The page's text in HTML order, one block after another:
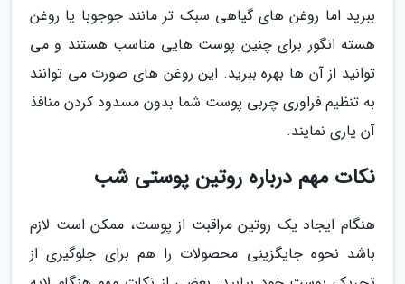
ببرید اما روغن های گیاهی سبک تر مانند جوجوبا یا روغن
هسته انگور برای چنین پوست هایی مناسب هستند و می
توانید از آن ها بهره ببرید. این روغن های صورت می توانند
به تنظیم فراوری چربی پوست شما بدون مسدود کردن منافذ
آن یاری نمایند.
نکات مهم درباره روتین پوستی شب
هنگام ایجاد یک روتین مراقبت از پوست، ممکن است لازم
باشد نحوه جایگزینی محصولات را هم برای جلوگیری از